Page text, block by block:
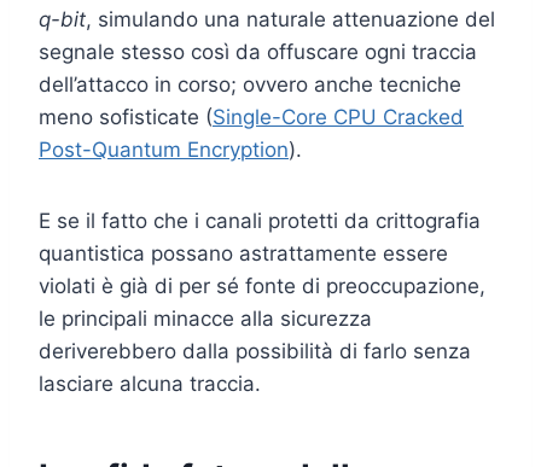
q-bit, simulando una naturale attenuazione del
segnale stesso così da offuscare ogni traccia
dell’attacco in corso; ovvero anche tecniche
meno sofisticate (Single-Core CPU Cracked
Post-Quantum Encryption).
E se il fatto che i canali protetti da crittografia
quantistica possano astrattamente essere
violati è già di per sé fonte di preoccupazione,
le principali minacce alla sicurezza
deriverebbero dalla possibilità di farlo senza
lasciare alcuna traccia.